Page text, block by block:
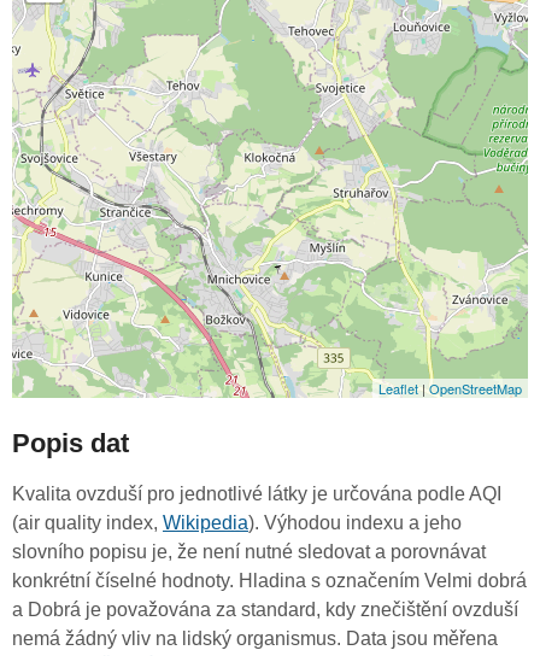
Leaflet | OpenStreetMap
Popis dat
Kvalita ovzduší pro jednotlivé látky je určována podle AQI
(air quality index, Wikipedia). Výhodou indexu a jeho
slovního popisu je, že není nutné sledovat a porovnávat
konkrétní číselné hodnoty. Hladina s označením Velmi dobrá
a Dobrá je považována za standard, kdy znečištění ovzduší
nemá žádný vliv na lidský organismus. Data jsou měřena